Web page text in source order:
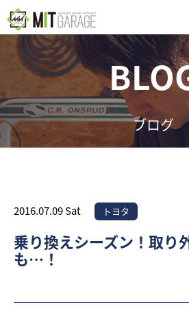
ブログ
2016.07.09 Sat トヨタ
乗り換えシーズン！取り
も…！